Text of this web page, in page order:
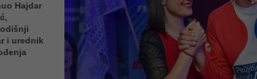
Hajdar
i urednik